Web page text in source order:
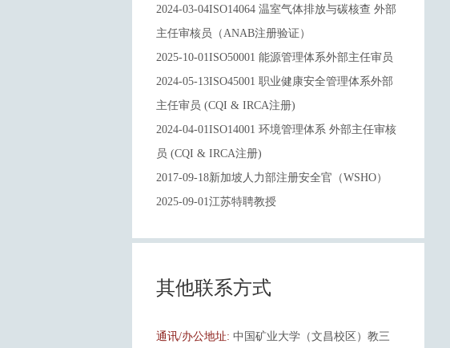
2024-03-04ISO14064 温室气体排放与碳核查 外部
主任审核员（ANAB注册验证）
2025-10-01ISO50001 能源管理体系外部主任审员
2024-05-13ISO45001 职业健康安全管理体系外部
主任审员 (CQI & IRCA注册)
2024-04-01ISO14001 环境管理体系 外部主任审核
员 (CQI & IRCA注册)
2017-09-18新加坡人力部注册安全官（WSHO）
2025-09-01江苏特聘教授
其他联系方式
通讯/办公地址: 中国矿业大学（文昌校区）教三